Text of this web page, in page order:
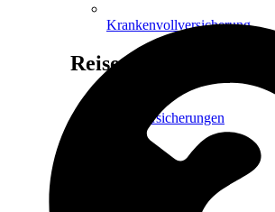
Krankenvollversicherung
Reise
Reiseversicherungen
Incoming-